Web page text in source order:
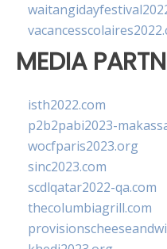
MEDIA
isth2022.com
p2b2pabi2023-
wocfparis2023.org
sinc2023.com
scdlqatar2022-qa.com
thecolumbiagrill.com